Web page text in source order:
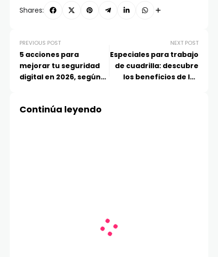
Shares:
PREVIOUS POST
5 acciones para
mejorar tu seguridad
digital en 2026, según
NEXT POST
Especiales para trabajo
de cuadrilla: descubre
los beneficios de los
Continúa leyendo